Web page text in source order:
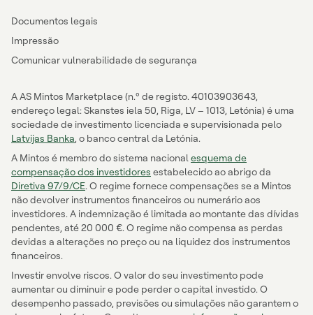
Documentos legais
Impressão
Comunicar vulnerabilidade de segurança
A AS Mintos Marketplace (n.º de registo. 40103903643,
endereço legal: Skanstes iela 50, Riga, LV – 1013, Letónia) é uma
sociedade de investimento licenciada e supervisionada pelo
Latvijas Banka, o banco central da Letónia.
A Mintos é membro do sistema nacional esquema de
compensação dos investidores estabelecido ao abrigo da
Diretiva 97/9/CE. O regime fornece compensações se a Mintos
não devolver instrumentos financeiros ou numerário aos
investidores. A indemnização é limitada ao montante das dívidas
pendentes, até 20 000 €. O regime não compensa as perdas
devidas a alterações no preço ou na liquidez dos instrumentos
financeiros.
Investir envolve riscos. O valor do seu investimento pode
aumentar ou diminuir e pode perder o capital investido. O
desempenho passado, previsões ou simulações não garantem o